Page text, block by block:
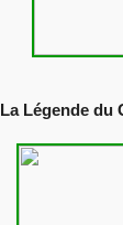
La Légende du